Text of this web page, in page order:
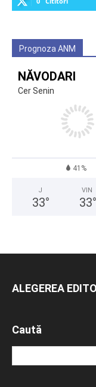
Prognoza ANM
NĂVODARI
Cer Senin
41%
J
33°
VIN
33°
ALEGEREA
Caută